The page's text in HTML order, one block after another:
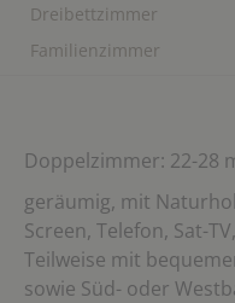
Dreibettzimmer
Familienzimmer
Doppelzimmer: 22-28
geräumig, mit
Screen, Telefon, Sat-
Teilweise mit
sowie Süd- oder